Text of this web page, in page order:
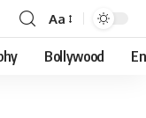
Font
Resizer
Aa
Bollywood